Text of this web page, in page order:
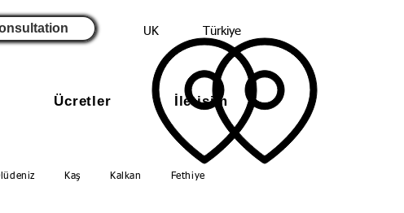
UK Türkiye
Ücretler İletişim
Kaş Kalkan Fethiye